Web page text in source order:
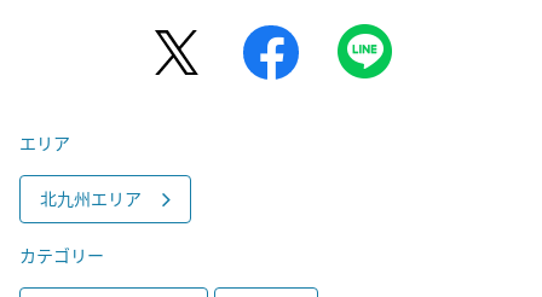
エリア
北九州エリア
カテゴリー